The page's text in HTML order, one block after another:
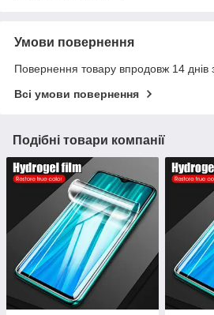
Умови повернення
Повернення товару впродовж 14 днів
Всі умови повернення
Подібні товари компанії